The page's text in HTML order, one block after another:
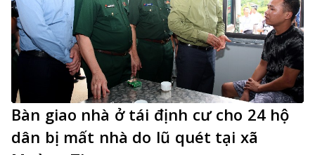
Bàn giao nhà ở tái định cư cho 24 hộ
dân bị mất nhà do lũ quét tại xã